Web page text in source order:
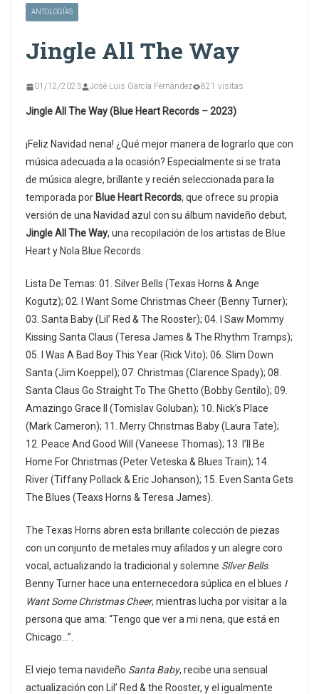
ANTOLOGÍAS
Jingle All The Way
01/12/2023 José Luis García Fernández 821 visitas
Jingle All The Way (Blue Heart Records – 2023)
¡Feliz Navidad nena! ¿Qué mejor manera de lograrlo que con
música adecuada a la ocasión? Especialmente si se trata
de música alegre, brillante y recién seleccionada para la
temporada por Blue Heart Records, que ofrece su propia
versión de una Navidad azul con su álbum navideño debut,
Jingle All The Way, una recopilación de los artistas de Blue
Heart y Nola Blue Records.
Lista De Temas: 01. Silver Bells (Texas Horns & Ange
Kogutz); 02. I Want Some Christmas Cheer (Benny Turner);
03. Santa Baby (Lil’ Red & The Rooster); 04. I Saw Mommy
Kissing Santa Claus (Teresa James & The Rhythm Tramps);
05. I Was A Bad Boy This Year (Rick Vito); 06. Slim Down
Santa (Jim Koeppel); 07. Christmas (Clarence Spady); 08.
Santa Claus Go Straight To The Ghetto (Bobby Gentilo); 09.
Amazingo Grace II (Tomislav Goluban); 10. Nick’s Place
(Mark Cameron); 11. Merry Christmas Baby (Laura Tate);
12. Peace And Good Will (Vaneese Thomas); 13. I’ll Be
Home For Christmas (Peter Veteska & Blues Train); 14.
River (Tiffany Pollack & Eric Johanson); 15. Even Santa Gets
The Blues (Teaxs Horns & Teresa James).
The Texas Horns abren esta brillante colección de piezas
con un conjunto de metales muy afilados y un alegre coro
vocal, actualizando la tradicional y solemne Silver Bells.
Benny Turner hace una enternecedora súplica en el blues I
Want Some Christmas Cheer, mientras lucha por visitar a la
persona que ama: “Tengo que ver a mi nena, que está en
Chicago…”.
El viejo tema navideño Santa Baby, recibe una sensual
actualización con Lil’ Red & the Rooster, y el igualmente